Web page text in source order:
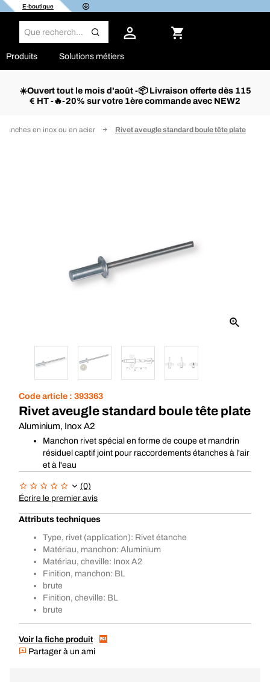
E-boutique
Produits Solutions métiers
☀️Ouvert tout le mois d'août -📦 Livraison offerte dès 115
€ HT -🔥-20% sur votre 1ère commande avec NEW2
en inox ou en acier Rivet aveugle standard boule tête plate
Code article : 393363
Rivet aveugle standard boule tête plate
Aluminium, Inox A2
Manchon rivet spécial en forme de coupe et mandrin
résiduel captif joint pour raccordements étanches à l'air
et à l'eau
(0)
Écrire le premier avis
Attributs techniques
Type, rivet (application): Rivet étanche
Matériau, manchon: Aluminium
Matériau, cheville: Inox A2
Finition, manchon: BL
brute
Finition, cheville: BL
brute
Voir la fiche produit
Partager à un ami